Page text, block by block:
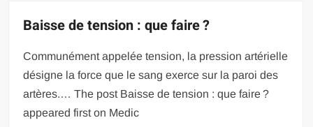
Baisse de tension : que faire ?
Communément appelée tension, la pression artérielle
désigne la force que le sang exerce sur la paroi des
artères.… The post Baisse de tension : que faire ?
appeared first on Medic